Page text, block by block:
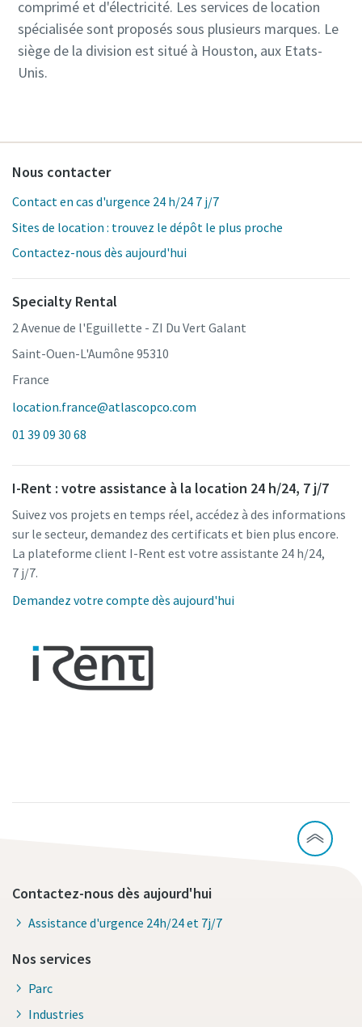
comprimé et d'électricité. Les services de location
spécialisée sont proposés sous plusieurs marques. Le
siège de la division est situé à Houston, aux Etats-
Unis.
Nous contacter
Contact en cas d'urgence 24 h/24 7 j/7
Sites de location : trouvez le dépôt le plus proche
Contactez-nous dès aujourd'hui
Specialty Rental
2 Avenue de l'Eguillette - ZI Du Vert Galant
Saint-Ouen-L'Aumône 95310
France
location.france@atlascopco.com
01 39 09 30 68
I-Rent : votre assistance à la location 24 h/24, 7 j/7
Suivez vos projets en temps réel, accédez à des informations
sur le secteur, demandez des certificats et bien plus encore.
La plateforme client I-Rent est votre assistante 24 h/24,
7 j/7.
Demandez votre compte dès aujourd'hui
Contactez-nous dès aujourd'hui
Assistance d'urgence 24h/24 et 7j/7
Nos services
Parc
Industries